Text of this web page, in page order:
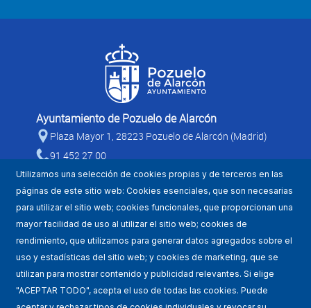
Ayuntamiento de Pozuelo de Alarcón
Plaza Mayor 1, 28223 Pozuelo de Alarcón (Madrid)
91 452 27 00
Mapa WEB
Utilizamos una selección de cookies propias y de terceros en las
páginas de este sitio web: Cookies esenciales, que son necesarias
para utilizar el sitio web; cookies funcionales, que proporcionan una
mayor facilidad de uso al utilizar el sitio web; cookies de
rendimiento, que utilizamos para generar datos agregados sobre el
uso y estadísticas del sitio web; y cookies de marketing, que se
utilizan para mostrar contenido y publicidad relevantes. Si elige
"ACEPTAR TODO", acepta el uso de todas las cookies. Puede